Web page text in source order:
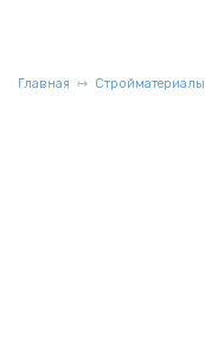
Главная Стройматериалы